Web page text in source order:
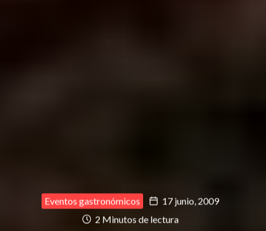
Eventos gastronómicos
17 junio, 2009
2 Minutos de lectura